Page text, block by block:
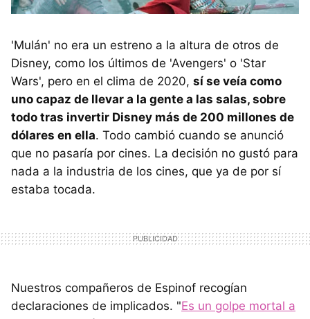
'Mulán' no era un estreno a la altura de otros de
Disney, como los últimos de 'Avengers' o 'Star
Wars', pero en el clima de 2020, sí se veía como
uno capaz de llevar a la gente a las salas, sobre
todo tras invertir Disney más de 200 millones de
dólares en ella. Todo cambió cuando se anunció
que no pasaría por cines. La decisión no gustó para
nada a la industria de los cines, que ya de por sí
estaba tocada.
Nuestros compañeros de Espinof recogían
declaraciones de implicados. "Es un golpe mortal a